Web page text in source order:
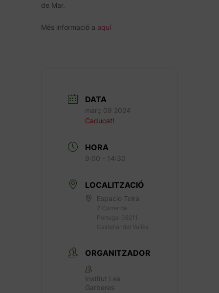
de Mar.
Més informació a aquí
DATA
març 09 2024
Caducat!
HORA
9:00 - 14:30
LOCALITZACIÓ
Espacio Tolrà
2 Carrer de
Portugal 08211
Castellar del Vallès
ORGANITZADOR
Institut Les
Garberes